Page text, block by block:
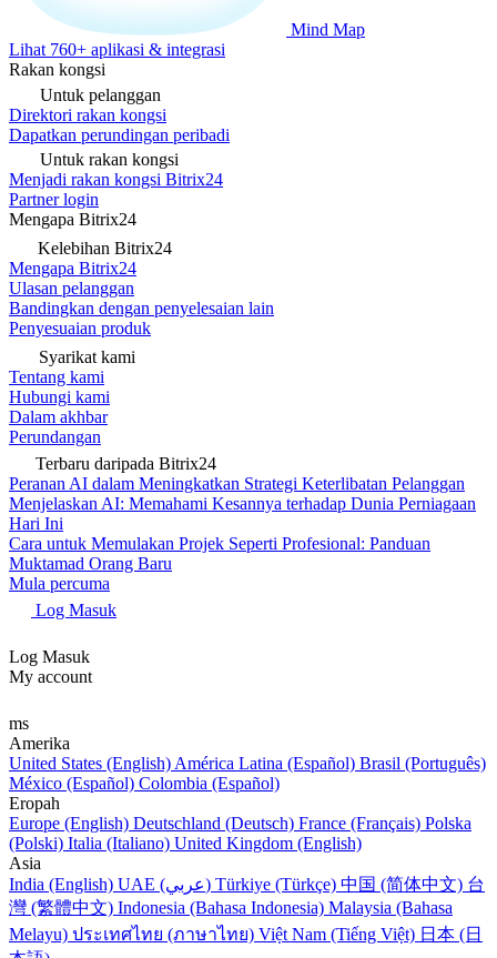
Mind Map
Lihat 760+ aplikasi & integrasi
Rakan kongsi
Untuk pelanggan
Direktori rakan kongsi
Dapatkan perundingan peribadi
Untuk rakan kongsi
Menjadi rakan kongsi Bitrix24
Partner login
Mengapa Bitrix24
Kelebihan Bitrix24
Mengapa Bitrix24
Ulasan pelanggan
Bandingkan dengan penyelesaian lain
Penyesuaian produk
Syarikat kami
Tentang kami
Hubungi kami
Dalam akhbar
Perundangan
Terbaru daripada Bitrix24
Peranan AI dalam Meningkatkan Strategi Keterlibatan Pelanggan
Menjelaskan AI: Memahami Kesannya terhadap Dunia Perniagaan
Hari Ini
Cara untuk Memulakan Projek Seperti Profesional: Panduan
Muktamad Orang Baru
Mula percuma
Log Masuk
Log Masuk
My account
ms
Amerika
United States (English) América Latina (Español) Brasil (Português)
México (Español) Colombia (Español)
Eropah
Europe (English) Deutschland (Deutsch) France (Français) Polska
(Polski) Italia (Italiano) United Kingdom (English)
Asia
India (English)
UAE (عربي) Türkiye (Türkçe) 中国 (简体中文) 台
灣 (繁體中文) Indonesia (Bahasa Indonesia) Malaysia (Bahasa
Melayu) ประเทศไทย (ภาษาไทย) Việt Nam (Tiếng Việt) 日本 (日